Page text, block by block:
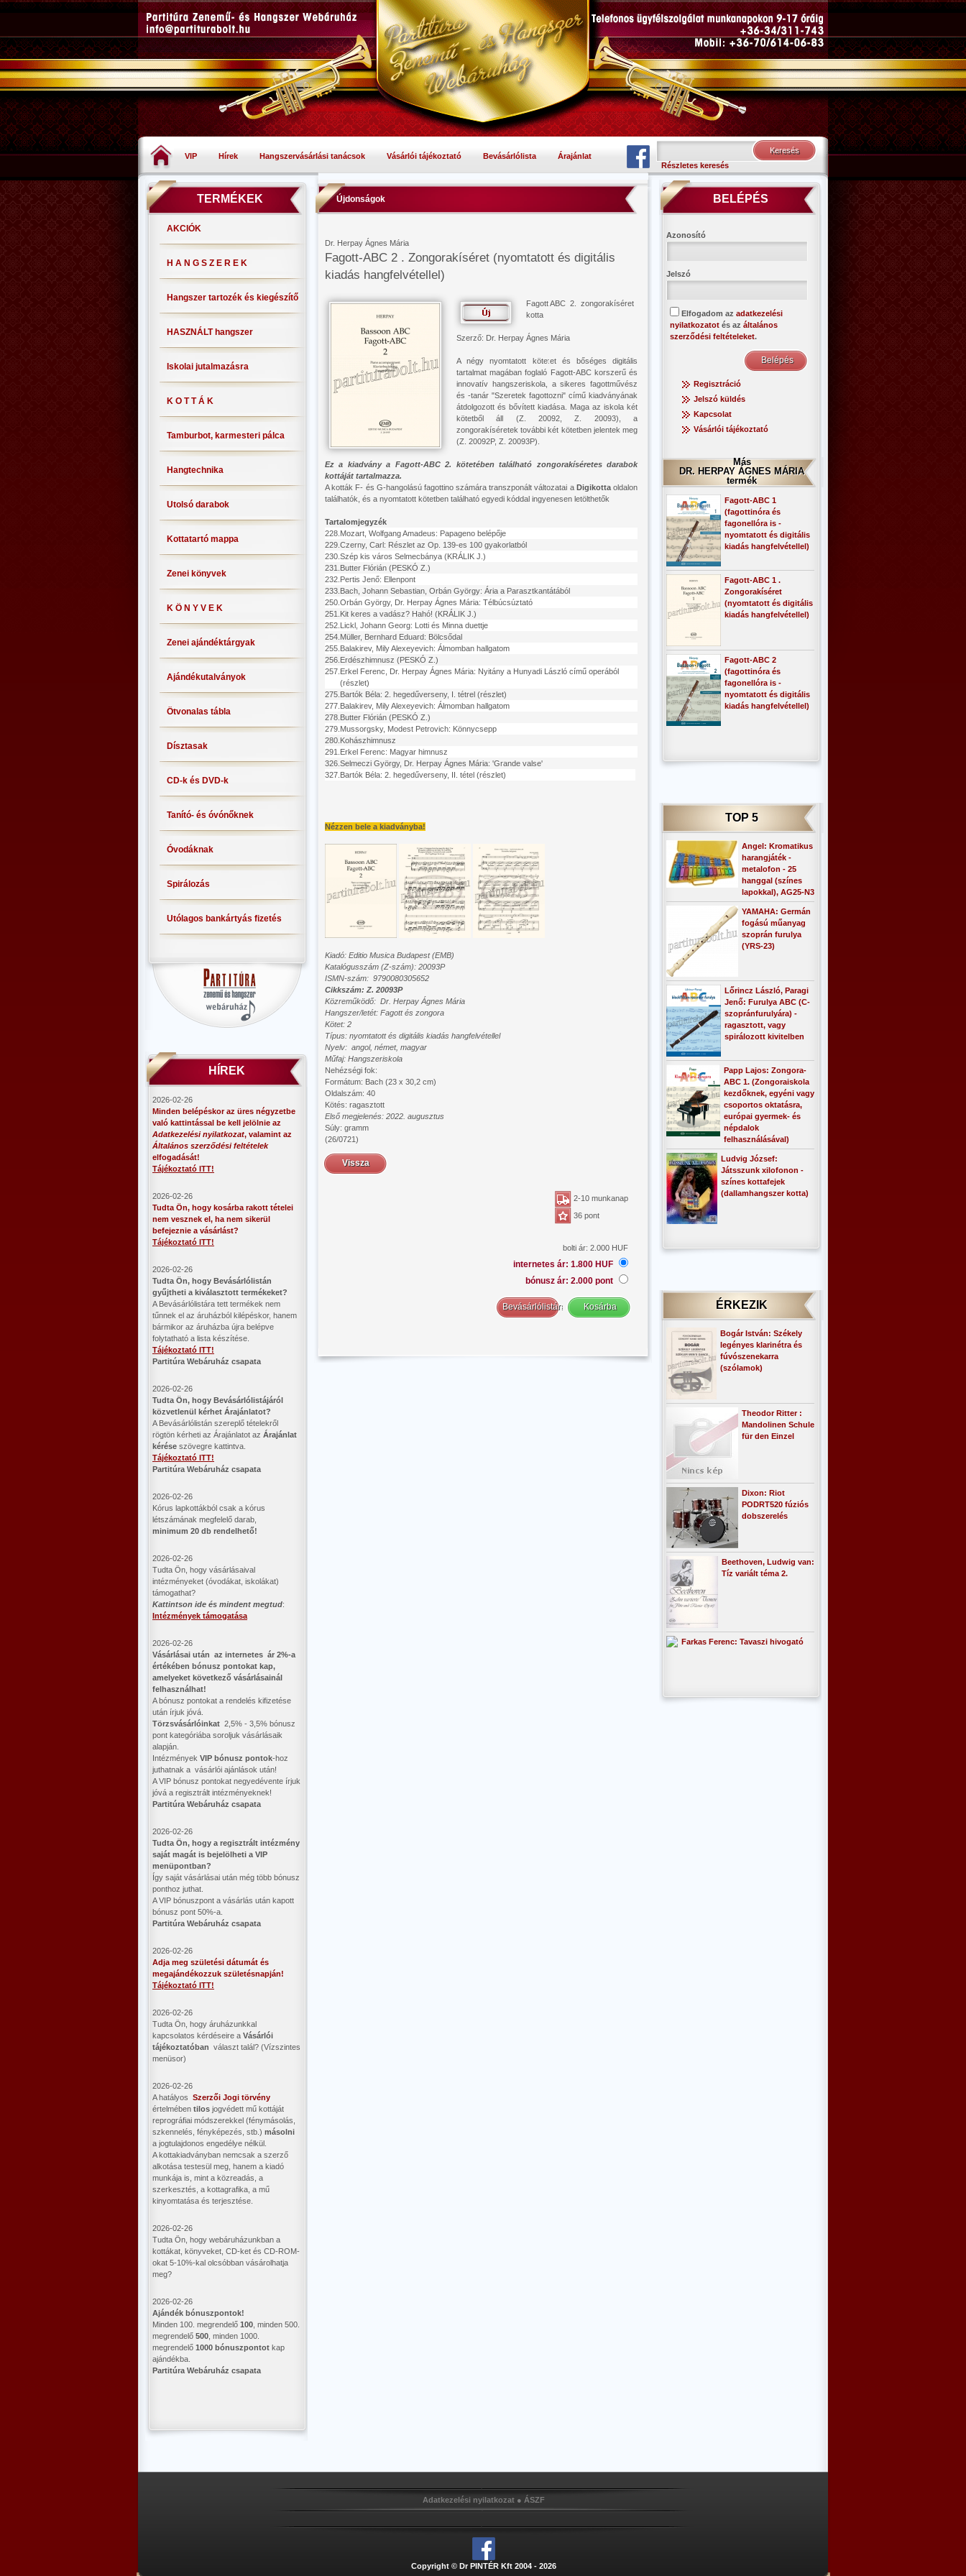
VIP Hírek Hangszervásárlási tanácsok Vásárlói tájékoztató Bevásárlólista
Árajánlat
Részletes keresés
TERMÉKEK
AKCIÓK
H A N G S Z E R E K
Hangszer tartozék és kiegészítő
HASZNÁLT hangszer
Iskolai jutalmazásra
K O T T Á K
Tamburbot, karmesteri pálca
Hangtechnika
Utolsó darabok
Kottatartó mappa
Zenei könyvek
K Ö N Y V E K
Zenei ajándéktárgyak
Ajándékutalványok
Ötvonalas tábla
Dísztasak
CD-k és DVD-k
Tanító- és óvónőknek
Óvodáknak
Spirálozás
Utólagos bankártyás fizetés
HÍREK
2026-02-26
Minden belépéskor az üres négyzetbe
való kattintással be kell jelölnie az
Adatkezelési nyilatkozat, valamint az
Általános szerződési feltételek
elfogadását!
Tájékoztató ITT!
2026-02-26
Tudta Ön, hogy kosárba rakott tételei
nem vesznek el, ha nem sikerül
befejeznie a vásárlást?
Tájékoztató ITT!
2026-02-26
​Tudta Ön, hogy Bevásárlólistán
gyűjtheti a kiválasztott termékeket?
A Bevásárlólistára tett termékek nem
tűnnek el az áruházból kilépéskor, hanem
bármikor az áruházba újra belépve
folytatható a lista készítése.
Tájékoztató ITT!
Partitúra Webáruház csapata
2026-02-26
​Tudta Ön, hogy Bevásárlólistájáról
közvetlenül kérhet Árajánlatot?
A Bevásárlólistán szereplő tételekről
rögtön kérheti az Árajánlatot az Árajánlat
kérése szövegre kattintva.
Tájékoztató ITT!
Partitúra Webáruház csapata
2026-02-26
Kórus lapkottákból csak a kórus
létszámának megfelelő darab,
minimum 20 db rendelhető!
2026-02-26
Tudta Ön, hogy vásárlásaival
intézményeket (óvodákat, iskolákat)
támogathat?
Kattintson ide és mindent megtud:
Intézmények támogatása
2026-02-26
Vásárlásai után az internetes ár 2%-a
értékében bónusz pontokat kap,
amelyeket következő vásárlásainál
felhasználhat!
A bónusz pontokat a rendelés kifizetése
után írjuk jóvá.
Törzsvásárlóinkat 2,5% - 3,5% bónusz
pont kategóriába soroljuk vásárlásaik
alapján.
Intézmények VIP bónusz pontok-hoz
juthatnak a vásárlói ajánlások után!
A VIP bónusz pontokat negyedévente írjuk
jóvá a regisztrált intézményeknek!
Partitúra Webáruház csapata
2026-02-26
​Tudta Ön, hogy a regisztrált intézmény
saját magát is bejelölheti a VIP
menüpontban?
Így saját vásárlásai után még több bónusz
ponthoz juthat.
A VIP bónuszpont a vásárlás után kapott
bónusz pont 50%-a.
Partitúra Webáruház csapata
2026-02-26
Adja meg születési dátumát és
megajándékozzuk születésnapján!
Tájékoztató ITT!
2026-02-26
Tudta Ön, hogy áruházunkkal
kapcsolatos kérdéseire a Vásárlói
tájékoztatóban választ talál? (Vízszintes
menüsor)
2026-02-26
A hatályos Szerzői Jogi törvény
értelmében tilos jogvédett mű kottáját
reprográfiai módszerekkel (fénymásolás,
szkennelés, fényképezés, stb.) másolni
a jogtulajdonos engedélye nélkül.
A kottakiadványban nemcsak a szerző
alkotása testesül meg, hanem a kiadó
munkája is, mint a közreadás, a
szerkesztés, a kottagrafika, a mű
kinyomtatása és terjesztése.
2026-02-26
Tudta Ön, hogy webáruházunkban a
kottákat, könyveket, CD-ket és CD-ROM-
okat 5-10%-kal olcsóbban vásárolhatja
meg?
2026-02-26
Ajándék bónuszpontok!
Minden 100. megrendelő 100 , minden 500.
megrendelő 500 , minden 1000.
megrendelő 1000 bónuszpontot kap
ajándékba.
Partitúra Webáruház csapata
Újdonságok
Dr. Herpay Ágnes Mária
Fagott-ABC 2 . Zongorakíséret (nyomtatott és digitális
kiadás hangfelvétellel)
Fagott ABC 2. zongorakíséret
kotta
Szerző: Dr. Herpay Ágnes Mária
A négy nyomtatott kötetet és bőséges digitális
tartalmat magában foglaló Fagott-ABC korszerű és
innovatív hangszeriskola, a sikeres fagottművész
és -tanár "Szeretek fagottozni" című kiadványának
átdolgozott és bővített kiadása. Maga az iskola két
kötetből áll (Z. 20092, Z. 20093), a
zongorakíséretek további két kötetben jelentek meg
(Z. 20092P, Z. 20093P).
Ez a kiadvány a Fagott-ABC 2. kötetében található zongorakíséretes darabok
kottáját tartalmazza.
A kották F- és G-hangolású fagottino számára transzponált változatai a Digikottaoldalon
találhatók, és a nyomtatott kötetben található egyedi kóddal ingyenesen letölthetők
Tartalomjegyzék
228. Mozart, Wolfgang Amadeus: Papageno belépője
229. Czerny, Carl: Részlet az Op. 139-es 100 gyakorlatból
230. Szép kis város Selmecbánya (KRÁLIK J.)
231. Butter Flórián (PESKÓ Z.)
232. Pertis Jenő: Ellenpont
233. Bach, Johann Sebastian, Orbán György: Ária a Parasztkantátából
250. Orbán György, Dr. Herpay Ágnes Mária: Télbúcsúztató
251. Kit keres a vadász? Hahó! (KRÁLIK J.)
252. Lickl, Johann Georg: Lotti és Minna duettje
254. Müller, Bernhard Eduard: Bölcsődal
255. Balakirev, Mily Alexeyevich: Álmomban hallgatom
256. Erdészhimnusz (PESKÓ Z.)
257. Erkel Ferenc, Dr. Herpay Ágnes Mária: Nyitány a Hunyadi László című operából
(részlet)
275. Bartók Béla: 2. hegedűverseny, I. tétrel (részlet)
277. Balakirev, Mily Alexeyevich: Álmomban hallgatom
278. Butter Flórián (PESKÓ Z.)
279. Mussorgsky, Modest Petrovich: Könnycsepp
280. Kohászhimnusz
291. Erkel Ferenc: Magyar himnusz
326. Selmeczi György, Dr. Herpay Ágnes Mária: 'Grande valse'
327. Bartók Béla: 2. hegedűverseny, II. tétel (részlet)
Nézzen bele a kiadványba!
Kiadó: Editio Musica Budapest (EMB)
Katalógusszám (Z-szám): 20093P
ISMN-szám: 9790080305652
Cikkszám: Z. 20093P
Közreműködő: Dr. Herpay Ágnes Mária
Hangszer/letét: Fagott és zongora
Kötet: 2
Típus: nyomtatott és digitális kiadás hangfelvétellel
Nyelv: angol, német, magyar
Műfaj: Hangszeriskola
Nehézségi fok:
Formátum: Bach (23 x 30,2 cm)
Oldalszám: 40
Kötés: ragasztott
Első megjelenés: 2022. augusztus
Súly: gramm
(26/0721)
Vissza
2-10 munkanap
36 pont
bolti ár: 2.000 HUF
internetes ár: 1.800 HUF
bónusz ár: 2.000 pont
BELÉPÉS
Azonosító
Jelszó
Elfogadom az adatkezelési
nyilatkozatot és az általános
szerződési feltételeket.
Regisztráció
Jelszó küldés
Kapcsolat
Vásárlói tájékoztató
Más
DR. HERPAY ÁGNES MÁRIA
termék
Fagott-ABC 1
(fagottinóra és
fagonellóra is -
nyomtatott és digitális
kiadás hangfelvétellel)
Fagott-ABC 1 .
Zongorakíséret
(nyomtatott és digitális
kiadás hangfelvétellel)
Fagott-ABC 2
(fagottinóra és
fagonellóra is -
nyomtatott és digitális
kiadás hangfelvétellel)
TOP 5
Angel: Kromatikus
harangjáték -
metalofon - 25
hanggal (színes
lapokkal), AG25-N3
YAMAHA: Germán
fogású műanyag
szoprán furulya
(YRS-23)
Lőrincz László, Paragi
Jenő: Furulya ABC (C-
szopránfurulyára) -
ragasztott, vagy
spirálozott kivitelben
Papp Lajos: Zongora-
ABC 1. (Zongoraiskola
kezdőknek, egyéni vagy
csoportos oktatásra,
európai gyermek- és
népdalok
felhasználásával)
Ludvig József:
Játsszunk xilofonon -
színes kottafejek
(dallamhangszer kotta)
ÉRKEZIK
Bogár István: Székely
legényes klarinétra és
fúvószenekarra
(szólamok)
Theodor Ritter :
Mandolinen Schule
für den Einzel
Dixon: Riot
PODRT520 fúziós
dobszerelés
Beethoven, Ludwig van:
Tíz variált téma 2.
Farkas Ferenc: Tavaszi hivogató
Adatkezelési nyilatkozat● ÁSZF
Copyright © Dr PINTÉR Kft 2004 - 2026